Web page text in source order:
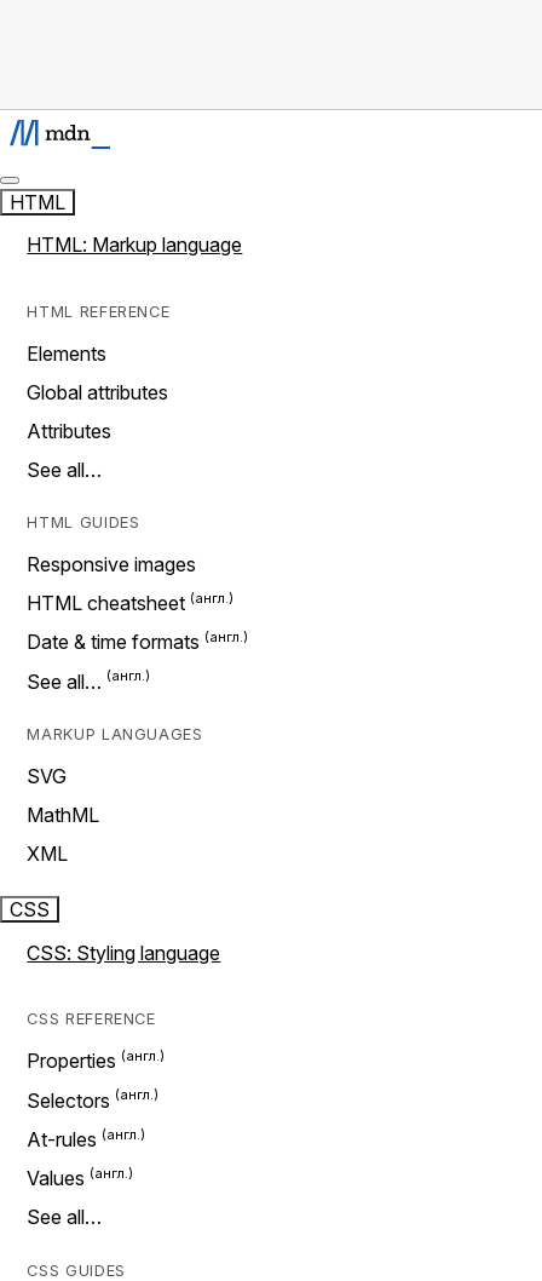
HTML
HTML: Markup language
HTML REFERENCE
Elements
Global attributes
Attributes
See all…
HTML GUIDES
Responsive images
HTML cheatsheet
Date & time formats
See all…
MARKUP LANGUAGES
SVG
MathML
XML
CSS
CSS: Styling language
CSS REFERENCE
Properties
Selectors
At-rules
Values
See all…
CSS GUIDES